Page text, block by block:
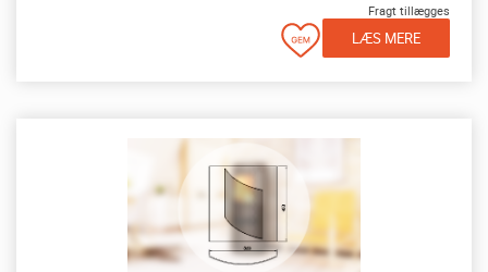
Fragt tillægges
LÆS MERE